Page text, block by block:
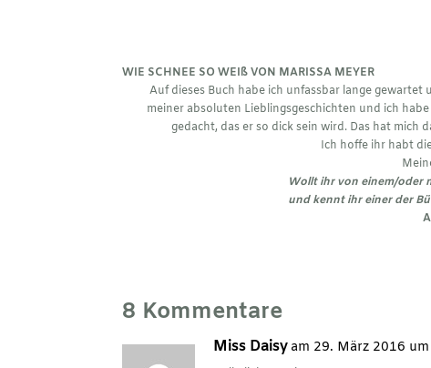
WIE SCHNEE SO WEIß VON MARISSA MEYER
Auf dieses Buch habe ich unfassbar lange
meiner absoluten Lieblingsgeschichten und ich
gedacht, das er so dick sein wird. Das hat mich
Ich hoffe ihr habt
Wollt ihr von einem/oder
und kennt ihr einer der
8 Kommentare
Miss Daisy am 29. März 2016